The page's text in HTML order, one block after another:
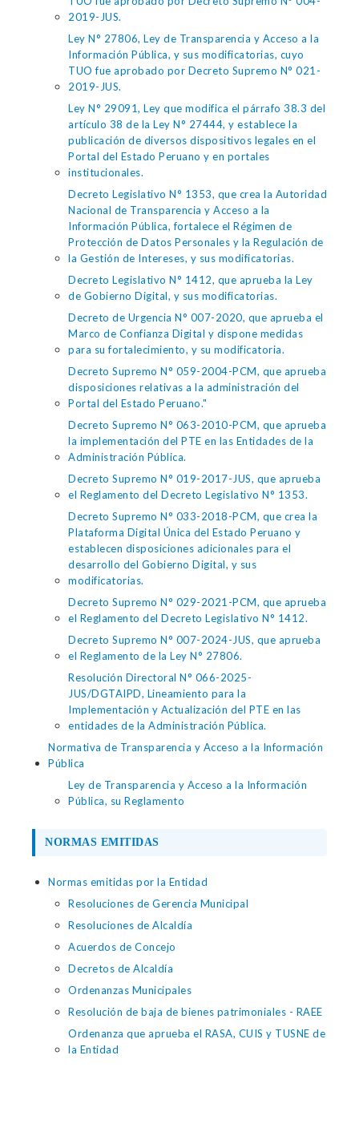
2019-JUS.
Ley N° 27806, Ley de Transparencia y Acceso a la
Información Pública, y sus modificatorias, cuyo
TUO fue aprobado por Decreto Supremo N° 021-
2019-JUS.
Ley N° 29091, Ley que modifica el párrafo 38.3 del
artículo 38 de la Ley N° 27444, y establece la
publicación de diversos dispositivos legales en el
Portal del Estado Peruano y en portales
institucionales.
Decreto Legislativo N° 1353, que crea la Autoridad
Nacional de Transparencia y Acceso a la
Información Pública, fortalece el Régimen de
Protección de Datos Personales y la Regulación de
la Gestión de Intereses, y sus modificatorias.
Decreto Legislativo N° 1412, que aprueba la Ley
de Gobierno Digital, y sus modificatorias.
Decreto de Urgencia N° 007-2020, que aprueba el
Marco de Confianza Digital y dispone medidas
para su fortalecimiento, y su modificatoria.
Decreto Supremo N° 059-2004-PCM, que aprueba
disposiciones relativas a la administración del
Portal del Estado Peruano."
Decreto Supremo N° 063-2010-PCM, que aprueba
la implementación del PTE en las Entidades de la
Administración Pública.
Decreto Supremo N° 019-2017-JUS, que aprueba
el Reglamento del Decreto Legislativo N° 1353.
Decreto Supremo N° 033-2018-PCM, que crea la
Plataforma Digital Única del Estado Peruano y
establecen disposiciones adicionales para el
desarrollo del Gobierno Digital, y sus
modificatorias.
Decreto Supremo N° 029-2021-PCM, que aprueba
el Reglamento del Decreto Legislativo N° 1412.
Decreto Supremo N° 007-2024-JUS, que aprueba
el Reglamento de la Ley N° 27806.
Resolución Directoral N° 066-2025-
JUS/DGTAIPD, Lineamiento para la
Implementación y Actualización del PTE en las
entidades de la Administración Pública.
Normativa de Transparencia y Acceso a la Información
Pública
Ley de Transparencia y Acceso a la Información
Pública, su Reglamento
NORMAS EMITIDAS
Normas emitidas por la Entidad
Resoluciones de Gerencia Municipal
Resoluciones de Alcaldía
Acuerdos de Concejo
Decretos de Alcaldía
Ordenanzas Municipales
Resolución de baja de bienes patrimoniales - RAEE
Ordenanza que aprueba el RASA, CUIS y TUSNE de
la Entidad